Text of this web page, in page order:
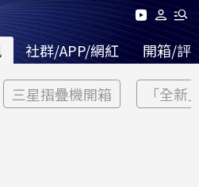
社群/APP/網紅 開箱/評
三星摺疊機開箱 「全新